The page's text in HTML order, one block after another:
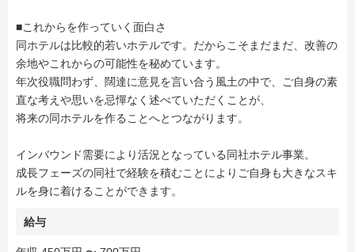
■これからを作っていく面白さ
同ホテルは比較的若いホテルです。だからこそまだまだ、改善の
余地やこれからの可能性を秘めています。
年次役職問わず、闊達に意見を言い合う風土の中で、ご自身の素
直な考えや思いを忌憚なく述べていただくことが、
将来の同ホテルを作ることへとつながります。
インバウンド需要により活況となっている同社ホテル事業。
成長フェーズの同社で経験を積むことによりご自身も大きなスキ
ルを身に着けることができます。
給与